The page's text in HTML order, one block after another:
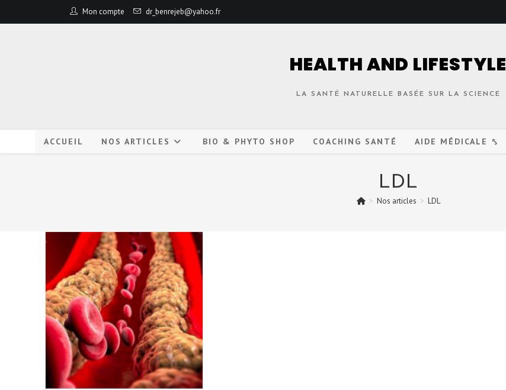
Mon compte dr_benrejeb@yahoo.fr
HEALTH AND LIFESTYLE
LA SANTÉ NATURELLE BASÉE SUR LA SCIENCE
ACCUEIL NOS ARTICLES BIO & PHYTO SHOP COACHING SANTÉ AIDE MÉDICALE ⤣
LDL
> Nos articles > LDL